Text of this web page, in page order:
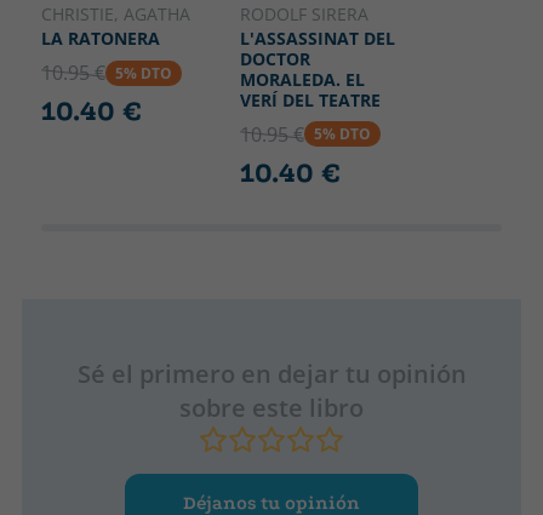
CHRISTIE, AGATHA
LA RATONERA
10.95 € 5% DTO
10.40 €
RODOLF SIRERA
L'ASSASSINAT DEL
DOCTOR
MORALEDA. EL
VERÍ DEL TEATRE
10.95 € 5% DTO
10.40 €
Sé el primero en dejar tu opinión
sobre este libro
Déjanos tu opinión